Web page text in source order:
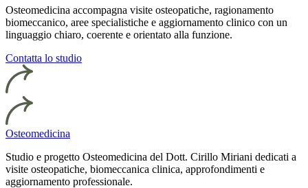
Osteomedicina accompagna visite osteopatiche, ragionamento
biomeccanico, aree specialistiche e aggiornamento clinico con un
linguaggio chiaro, coerente e orientato alla funzione.
Contatta lo studio
Osteomedicina
Studio e progetto Osteomedicina del Dott. Cirillo Miriani dedicati a
visite osteopatiche, biomeccanica clinica, approfondimenti e
aggiornamento professionale.